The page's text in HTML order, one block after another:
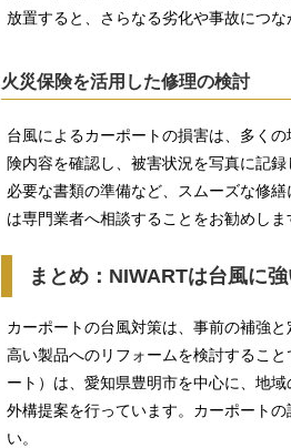
放置すると、さらなる劣化や事故につな
火災保険を活用した修理の検討
台風によるカーポートの損害は、多く
険内容を確認し、被害状況を写真に記
必要な書類の準備など、スムーズな修
は専門業者へ相談することをお勧めしま
まとめ：NIWARTは台風に
カーポートの台風対策は、事前の補強
高い製品へのリフォームを検討するこ
ート）は、愛知県豊明市を中心に、地
外構提案を行っています。カーポート
い。